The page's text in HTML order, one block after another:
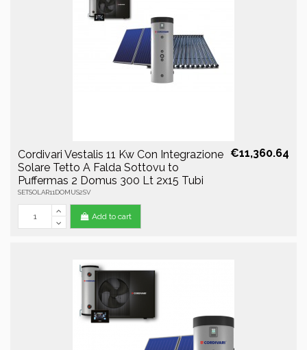
Cordivari Vestalis 11 Kw Con Integrazione
Solare Tetto A Falda Sottovu to
Puffermas 2 Domus 300 Lt 2x15 Tubi
SETSOLAR11DOMUS2SV
€11,360.64
Add to cart